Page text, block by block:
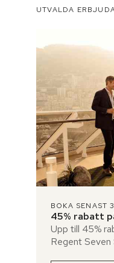
UTVALDA
BOKA SENAST
45% rabatt
Upp till 45%
Regent Seven